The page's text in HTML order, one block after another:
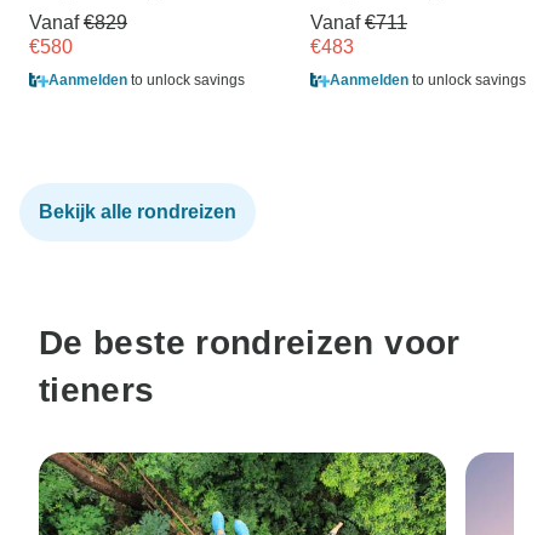
Vanaf€829
€580
Aanmelden to unlock savings
Vanaf€711
€483
Aanmelden to unlock savings
Bekijk alle rondreizen
De beste rondreizen voor
tieners